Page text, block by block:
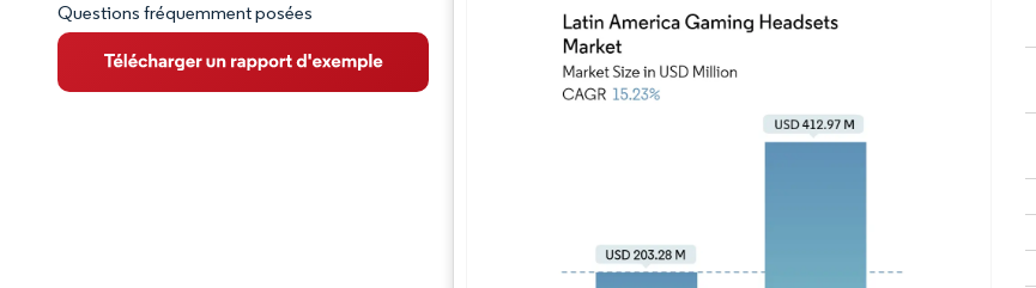
VUE D’ENSEMBLE DU MARCHÉ
Principales tendances du marché
Questions fréquemment posées